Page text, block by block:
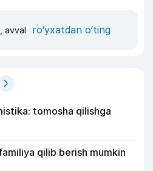
avval ro‘yxatdan o‘ting
tomosha qilishga
qilib berish mumkin